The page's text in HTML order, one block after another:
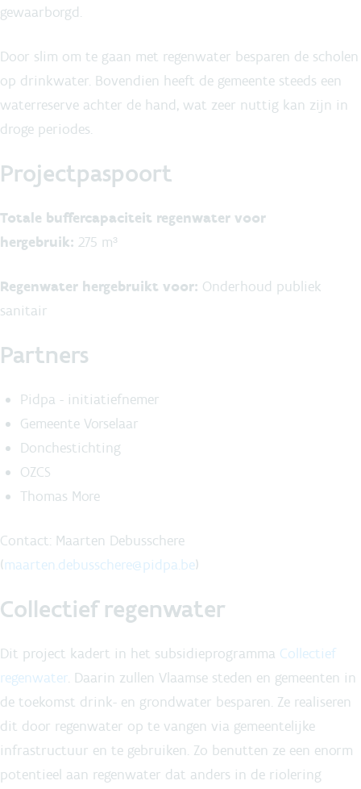
gewaarborgd.
Door slim om te gaan met regenwater besparen de scholen
op drinkwater. Bovendien heeft de gemeente steeds een
waterreserve achter de hand, wat zeer nuttig kan zijn in
droge periodes.
Projectpaspoort
Totale buffercapaciteit regenwater voor
hergebruik: 275 m³
Regenwater hergebruikt voor: Onderhoud publiek
sanitair
Partners
Pidpa - initiatiefnemer
Gemeente Vorselaar
Donchestichting
OZCS
Thomas More
Contact: Maarten Debusschere
(maarten.debusschere@pidpa.be)
Collectief regenwater
Dit project kadert in het subsidieprogramma Collectief
regenwater. Daarin zullen Vlaamse steden en gemeenten in
de toekomst drink- en grondwater besparen. Ze realiseren
dit door regenwater op te vangen via gemeentelijke
infrastructuur en te gebruiken. Zo benutten ze een enorm
potentieel aan regenwater dat anders in de riolering